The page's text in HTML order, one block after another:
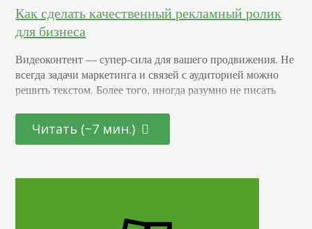
Как сделать качественный рекламный ролик
для бизнеса
Видеоконтент — супер-сила для вашего продвижения. Не
всегда задачи маркетинга и связей с аудиторией можно
решить текстом. Более того, иногда разумно не писать
Компания разработала очень мощный двигатель, который
может перемолоть камни. Если задачу рассказать о
максимальном напряжении, о…
Читать (~7 мин.)